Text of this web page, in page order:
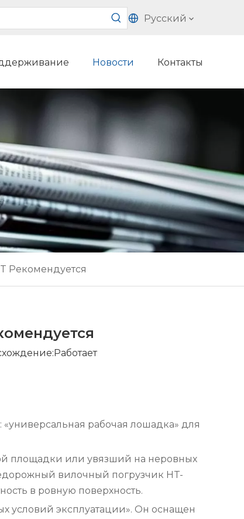
Pусский
Hовости Контакты
Рекомендуется
Работает
рабочая лошадка» для
площадки или увязший на неровных
вилочный погрузчик HT-
в ровную поверхность.
условий эксплуатации». Он оснащен